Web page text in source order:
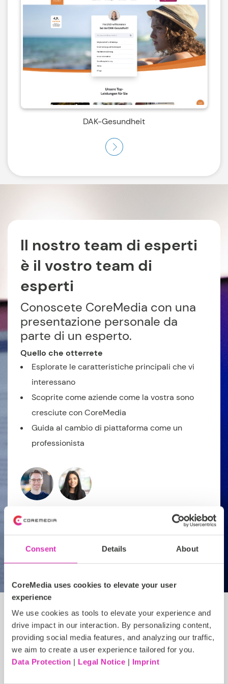
Consent Details About
CoreMedia uses cookies to elevate your user
experience
We use cookies as tools to elevate your experience and
drive impact in our interaction. By personalizing content,
providing social media features, and analyzing our traffic,
we aim to create a user experience tailored for you.
Data Protection | Legal Notice | Imprint
DAK-Gesundheit
Il nostro team di esperti
è il vostro team di
esperti
Conoscete CoreMedia con una
presentazione personale da
parte di un esperto.
Quello che otterrete
Esplorate le caratteristiche principali che vi
interessano
Scoprite come aziende come la vostra sono
cresciute con CoreMedia
Guida al cambio di piattaforma come un
professionista
Esplora e impara con
le nostre risorse